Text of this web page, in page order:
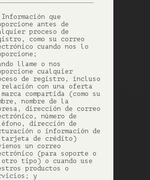
Información que
antes de
proceso de
como su correo
cuando nos lo
llame o nos
cualquier
de registro, incluso
relación con una oferta
compartida (como su
nombre de la
dirección de correo
número de
dirección de
o información de
de crédito)
un correo
(para soporte o
otro tipo) o cuando use
productos o
y